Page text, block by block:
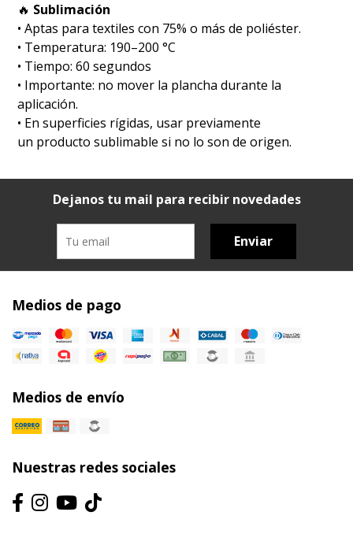
🔥 Sublimación
•⁠ ⁠Aptas para textiles con 75% o más de poliéster.
•⁠ ⁠Temperatura: 190–200 °C
•⁠ ⁠Tiempo: 60 segundos
•⁠ ⁠Importante: no mover la plancha durante la
aplicación.
•⁠ ⁠En superficies rígidas, usar previamente
un producto sublimable si no lo son de origen.
Dejanos tu mail para recibir novedades
Enviar
Medios de pago
Medios de envío
Nuestras redes sociales